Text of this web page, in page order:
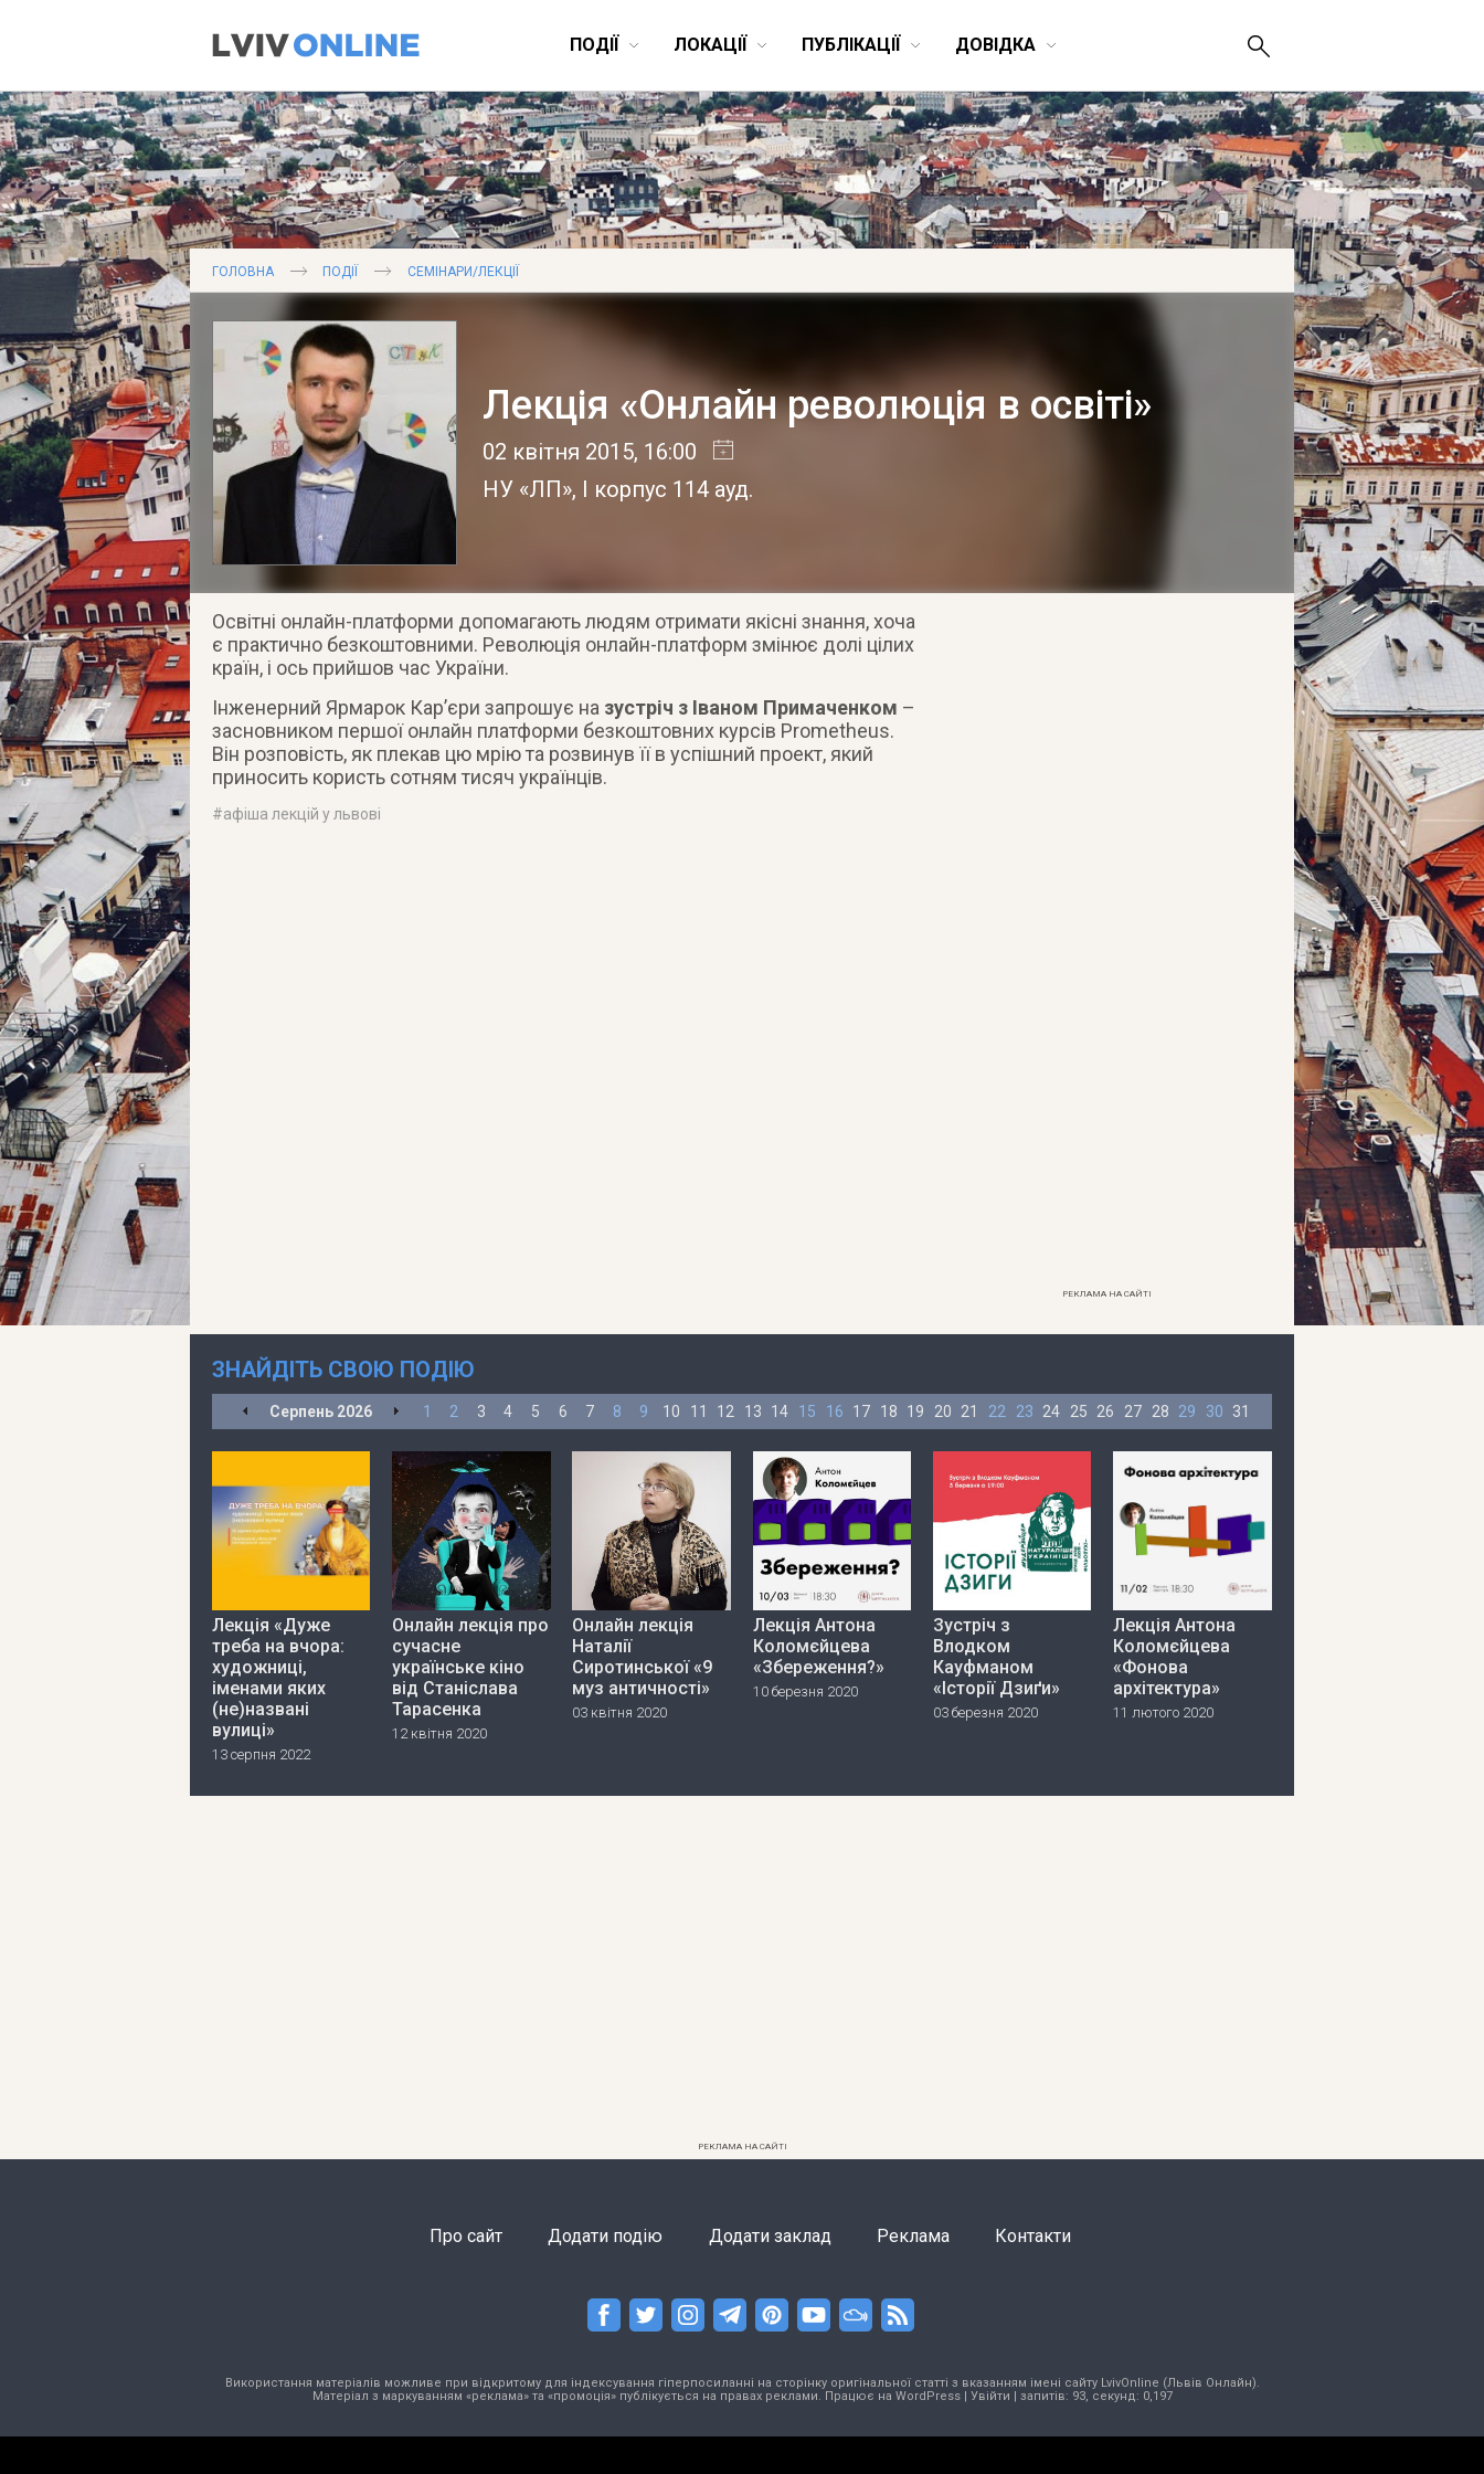
ПОДІЇ ЛОКАЦІЇ ПУБЛІКАЦІЇ ДОВІДКА
ГОЛОВНА ПОДІЇ СЕМІНАРИ/ЛЕКЦІЇ
Лекція «Онлайн революція в освіті»
02 квітня 2015, 16:00
НУ «ЛП», I корпус 114 ауд.
Освітні онлайн-платформи допомагають людям отримати якісні знання, хоча
є практично безкоштовними. Революція онлайн-платформ змінює долі цілих
країн, і ось прийшов час України.
Інженерний Ярмарок Кар’єри запрошує на зустріч з Іваном Примаченком –
засновником першої онлайн платформи безкоштовних курсів Prometheus.
Він розповість, як плекав цю мрію та розвинув її в успішний проект, який
приносить користь сотням тисяч українців.
#афіша лекцій у львові
РЕКЛАМА НА САЙТІ
ЗНАЙДІТЬ СВОЮ ПОДІЮ
Серпень 2026 1 2 3 4 5 6 7 8 9 10 11 12 13 14 15 16 17 18 19 20 21 22 23 24 25 26 27 28 29 30 31
Лекція «Дуже
треба на вчора:
художниці,
іменами яких
(не)названі
вулиці»
13 серпня 2022
Онлайн лекція про
сучасне
українське кіно
від Станіслава
Тарасенка
12 квітня 2020
Онлайн лекція
Наталії
Сиротинської «9
муз античності»
03 квітня 2020
Лекція Антона
Коломєйцева
«Збереження?»
10 березня 2020
Зустріч з
Влодком
Кауфманом
«Історії Дзиґи»
03 березня 2020
Лекція Антона
Коломєйцева
«Фонова
архітектура»
11 лютого 2020
РЕКЛАМА НА САЙТІ
Про сайт Додати подію Додати заклад Реклама Контакти
Використання матеріалів можливе при відкритому для індексування гіперпосиланні на сторінку оригінальної статті з вказанням імені сайту LvivOnline (Львів Онлайн).
Матеріал з маркуванням «реклама» та «промоція» публікується на правах реклами. Працює на WordPress| Увійти | запитів: 93, секунд: 0,197